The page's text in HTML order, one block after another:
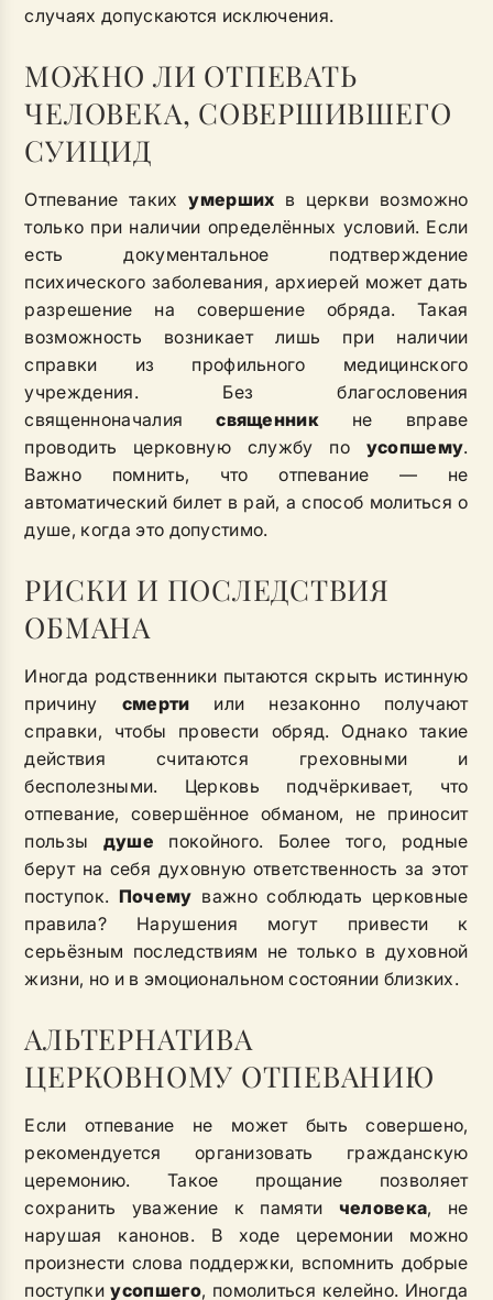
случаях допускаются исключения.
МОЖНО ЛИ ОТПЕВАТЬ
ЧЕЛОВЕКА, СОВЕРШИВШЕГО
СУИЦИД
Отпевание такихумерших в церкви возможно
только при наличии определённых условий. Если
есть документальное подтверждение
психического заболевания, архиерей может дать
разрешение на совершение обряда. Такая
возможность возникает лишь при наличии
справки из профильного медицинского
учреждения. Без благословения
священноначалиясвященник не вправе
проводить церковную службу по усопшему.
Важно помнить, что отпевание — не
автоматический билет в рай, а способ молиться о
душе, когда это допустимо.
РИСКИ И ПОСЛЕДСТВИЯ
ОБМАНА
Иногда родственники пытаются скрыть истинную
причину смерти или незаконно получают
справки, чтобы провести обряд. Однако такие
действия считаются греховными и
бесполезными. Церковь подчёркивает, что
отпевание, совершённое обманом, не приносит
пользы душе покойного. Более того, родные
берут на себя духовную ответственность за этот
поступок. Почему важно соблюдать церковные
правила? Нарушения могут привести к
серьёзным последствиям не только в духовной
жизни, но и в эмоциональном состоянии близких.
АЛЬТЕРНАТИВА
ЦЕРКОВНОМУ ОТПЕВАНИЮ
Если отпевание не может быть совершено,
рекомендуется организовать гражданскую
церемонию. Такое прощание позволяет
сохранить уважение к памяти человека, не
нарушая канонов. В ходе церемонии можно
произнести слова поддержки, вспомнить добрые
поступкиусопшего, помолиться келейно. Иногда